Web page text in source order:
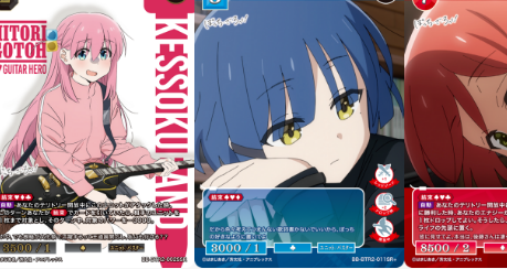
デッキ検索
大会・イベント
おすすめデッキ
取扱店舗一覧